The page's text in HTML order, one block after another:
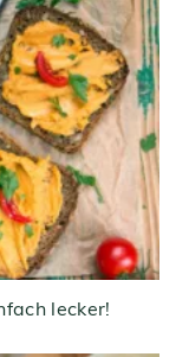
lecker!